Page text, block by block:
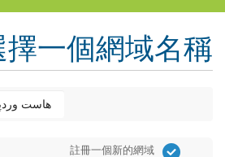
一個網域名稱...
註冊一個新的網域